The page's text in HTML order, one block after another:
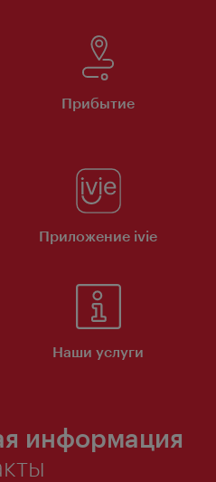
Прибытие
Приложение ivie
Наши услуги
информация